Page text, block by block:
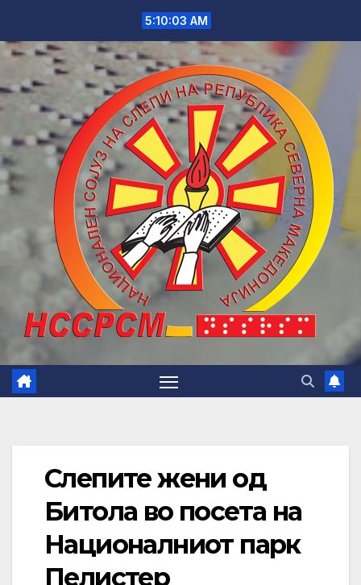
content
5:10:03 AM
Слепите жени од
Битола во посета на
Националниот парк
Пелистер